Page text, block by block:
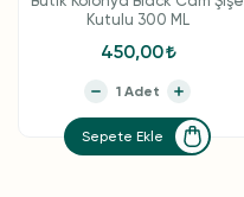
Kutulu 300 ML
450,00
Sepete Ekle